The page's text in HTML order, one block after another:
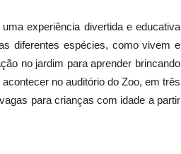
experiência divertida e educativa
diferentes espécies, como vivem e
no jardim para aprender brincando
no auditório do Zoo, em três
para crianças com idade a partir